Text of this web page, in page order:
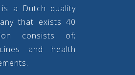
is a Dutch quality
that exists 40
consists of;
and health